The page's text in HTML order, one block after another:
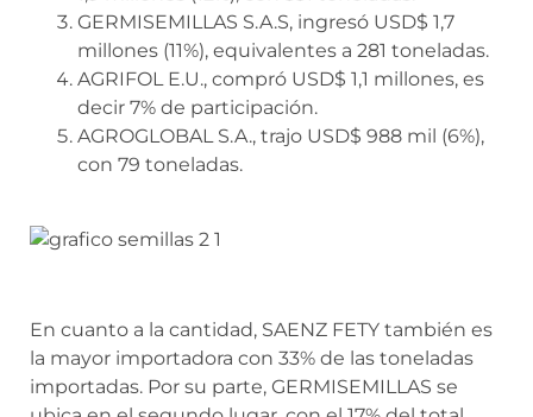
GERMISEMILLAS S.A.S, ingresó USD$ 1,7
millones (11%), equivalentes a 281 toneladas.
AGRIFOL E.U., compró USD$ 1,1 millones, es
decir 7% de participación.
AGROGLOBAL S.A., trajo USD$ 988 mil (6%),
con 79 toneladas.
En cuanto a la cantidad, SAENZ FETY también es
la mayor importadora con 33% de las toneladas
importadas. Por su parte, GERMISEMILLAS se